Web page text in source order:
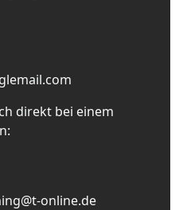
direkt bei einem
online.de